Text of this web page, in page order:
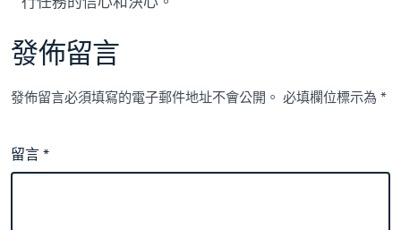
再
_
發佈留言
發佈留言必須填寫的電子郵件地址不會公開。 必填欄位標示為*
留言*